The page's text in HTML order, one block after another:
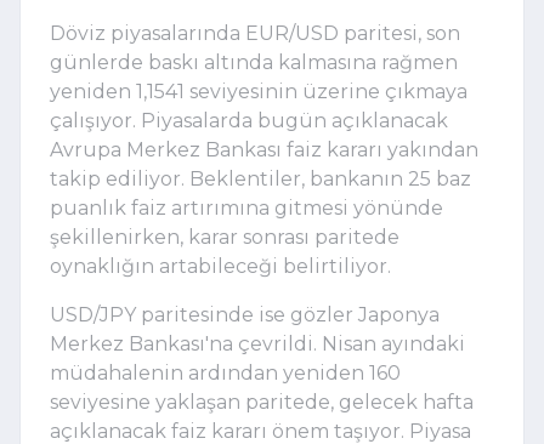
Döviz piyasalarında EUR/USD paritesi, son
günlerde baskı altında kalmasına rağmen
yeniden 1,1541 seviyesinin üzerine çıkmaya
çalışıyor. Piyasalarda bugün açıklanacak
Avrupa Merkez Bankası faiz kararı yakından
takip ediliyor. Beklentiler, bankanın 25 baz
puanlık faiz artırımına gitmesi yönünde
şekillenirken, karar sonrası paritede
oynaklığın artabileceği belirtiliyor.
USD/JPY paritesinde ise gözler Japonya
Merkez Bankası'na çevrildi. Nisan ayındaki
müdahalenin ardından yeniden 160
seviyesine yaklaşan paritede, gelecek hafta
açıklanacak faiz kararı önem taşıyor. Piyasa